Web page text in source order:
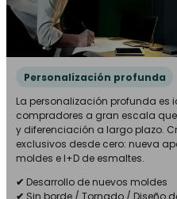
Personalización profunda
La personalización profunda es
compradores a gran escala
y diferenciación a largo plazo.
exclusivos desde cero: nueva
moldes e I+D de esmaltes.
✔ Desarrollo de nuevos moldes
✔ Sin borde / Tornado / Diseño